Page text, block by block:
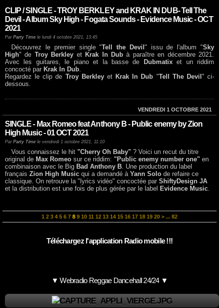
CLIP / SINGLE - TROY BERKLEY and KRAK IN DUB- Tell The
Devil - Album Sky High - Fogata Sounds - Evidence Music - OCT
2021
Par Party Time le lundi 4 octobre 2021, 13:45
Découvrez le premier single "Tell the Devil " issu de l'album "Sky
High" de Troy Berkley et Krak In Dubà paraître en décembre 2021.
Avec les guitares, le piano et la basse de
Dubmatixet un riddim
concocté par Krak In Dub.
Regardez le clip de Troy Berkley et Krak In Dub "Tell The Devil " ci-
dessous.
VENDREDI 1 OCTOBRE 2021
SINGLE - Max Romeo feat Anthony B - Public enemy by Zion
High Music - 01 OCT 2021
Par Party Time le vendredi 1 octobre 2021, 11:10
Vous connaissez le hit "Cherry Oh Baby"? Voici un recut du titre
original de Max Romeo sur ce riddim: "Public enemy number one" en
combinaison avec le Big Bad Anthony B. Une production du label
français Zion High Music qui a demandé à Yann Solo de refaire ce
classique. On retrouve la "lyrics vidéo" concoctée par ShiftyDesign JA
et la distribution est une fois de plus gérée par le label Evidence Music.
1 2 3 4 5 6 7 8 9 10 11 12 13 14 15 16 17 18 19 20 > ... 82
Téléchargez l'application Radio mobile !!!
▼ Webradio Reggae Dancehall 24/24 ▼